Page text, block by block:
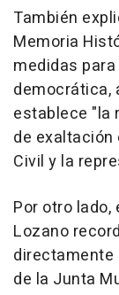
También
Memoria
medidas
democrática,
establece "la
de exaltación
Civil y la
Por otro
Lozano
directamente
de la Junta